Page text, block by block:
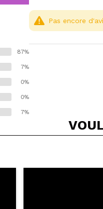
87%
7%
0%
0%
7%
Pas encore